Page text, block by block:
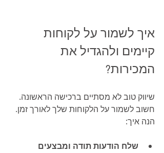
איך לשמור על לקוחות
קיימים ולהגדיל את
המכירות?
שיווק טוב לא מסתיים ברכישה הראשונה.
חשוב לשמור על הלקוחות שלך לאורך זמן.
הנה איך:
שלח הודעות תודה ומבצעים